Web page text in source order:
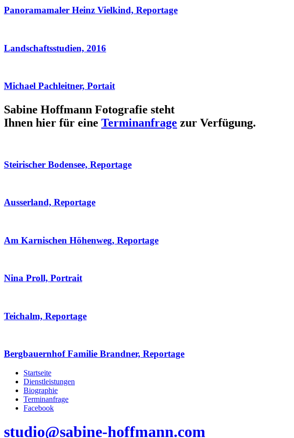
Panoramamaler Heinz Vielkind, Reportage
Landschaftsstudien, 2016
Michael Pachleitner, Portait
Sabine Hoffmann Fotografie steht
Ihnen hier für eine Terminanfrage zur Verfügung.
Steirischer Bodensee, Reportage
Ausserland, Reportage
Am Karnischen Höhenweg, Reportage
Nina Proll, Portrait
Teichalm, Reportage
Bergbauernhof Familie Brandner, Reportage
Startseite
Dienstleistungen
Biographie
Terminanfrage
Facebook
studio@sabine-hoffmann.com